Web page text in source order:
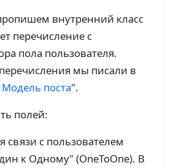
внутренний класс
перечисление с
пола пользователя.
мы писали в
поста".
полей:
связи с пользователем
к Одному" (OneToOne). В